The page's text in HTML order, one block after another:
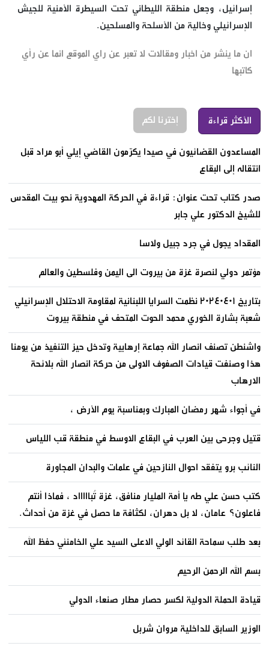
إسرائيل، وجعل منطقة الليطاني تحت السيطرة الأمنية للجيش
الإسرائيلي وخالية من الأسلحة والمسلحين.
ان ما ينشر من اخبار ومقالات لا تعبر عن راي الموقع انما عن رأي
كاتبها
الأكثر قراءة إخترنا لكم
المساعدون القضائيون في صيدا يكرّمون القاضي إيلي أبو مراد قبل
انتقاله إلى البقاع
صدر كتاب تحت عنوان: قراءة في الحركة المهدوية نحو بيت المقدس
للشيخ الدكتور علي جابر
المقداد يجول في جرد جبيل ولاسا
مؤتمر دولي لنصرة غزة من بيروت الى اليمن وفلسطين والعالم
بتاريخ ٢٠٢٤٠٤٠١ نظمت السرايا اللبنانية لمقاومة الاحتلال الإسرائيلي
شعبة بشارة الخوري محمد الحوت المتحف في منطقة بيروت
واشنطن تصنف انصار الله جماعة إرهابية وتدخل حيز التنفيذ من يومنا
هذا وصنفت قيادات الصفوف الاولى من حركة انصار الله بلائحة
الارهاب
في أجواء شهر رمضان المبارك وبمناسبة يوم الأرض ،
قتيل وجرحى بين العرب في البقاع الاوسط في منطقة قب اللياس
النائب برو يتفقد احوال النازحين في علمات والبدان المجاورة
كتب حسن علي طه يا أمة المليار منافق، غزة تُباااااد ، فماذا أنتم
فاعلون؟ عامان، لا بل دهران، لكثافة ما حصل في غزة من أحداث.
بعد طلب سماحة القائد الولي الاعلى السيد علي الخامنئي حفظ الله
بسم الله الرحمن الرحيم
قيادة الحملة الدولية لكسر حصار مطار صنعاء الدولي
الوزير السابق للداخلية مروان شربل